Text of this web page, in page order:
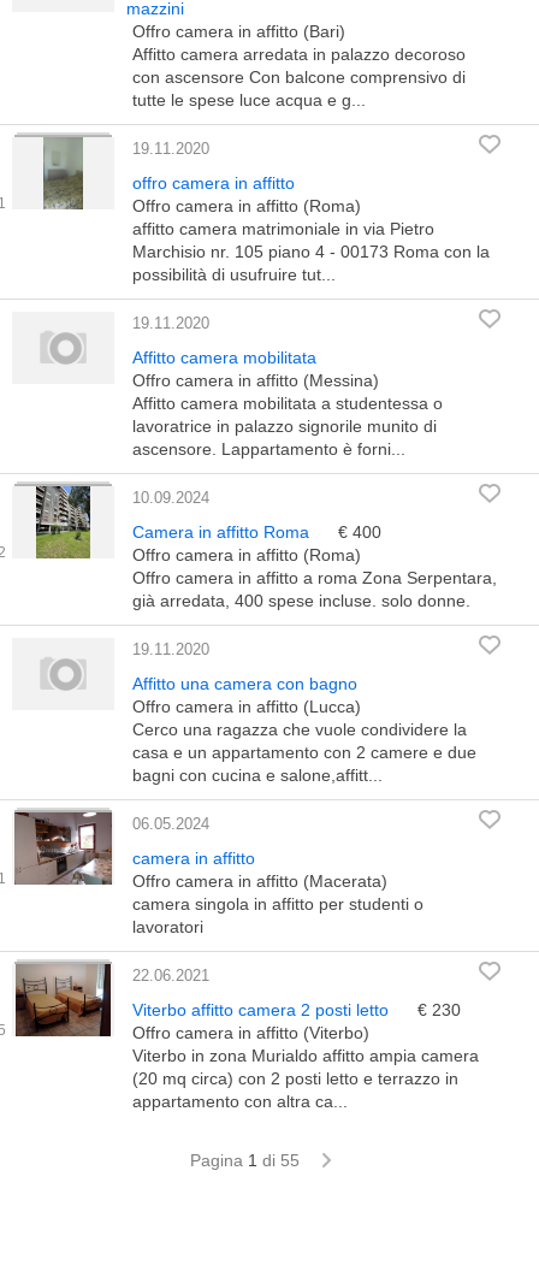
mazzini
Offro camera in affitto (Bari)
Affitto camera arredata in palazzo decoroso
con ascensore Con balcone comprensivo di
tutte le spese luce acqua e g...
19.11.2020
offro camera in affitto
Offro camera in affitto (Roma)
affitto camera matrimoniale in via Pietro
Marchisio nr. 105 piano 4 - 00173 Roma con la
possibilità di usufruire tut...
19.11.2020
Affitto camera mobilitata
Offro camera in affitto (Messina)
Affitto camera mobilitata a studentessa o
lavoratrice in palazzo signorile munito di
ascensore. Lappartamento è forni...
10.09.2024
Camera in affitto Roma
€ 400
Offro camera in affitto (Roma)
Offro camera in affitto a roma Zona Serpentara,
già arredata, 400 spese incluse. solo donne.
19.11.2020
Affitto una camera con bagno
Offro camera in affitto (Lucca)
Cerco una ragazza che vuole condividere la
casa e un appartamento con 2 camere e due
bagni con cucina e salone,affitt...
06.05.2024
camera in affitto
Offro camera in affitto (Macerata)
camera singola in affitto per studenti o
lavoratori
22.06.2021
Viterbo affitto camera 2 posti letto
€ 230
Offro camera in affitto (Viterbo)
Viterbo in zona Murialdo affitto ampia camera
(20 mq circa) con 2 posti letto e terrazzo in
appartamento con altra ca...
Pagina 1 di 55